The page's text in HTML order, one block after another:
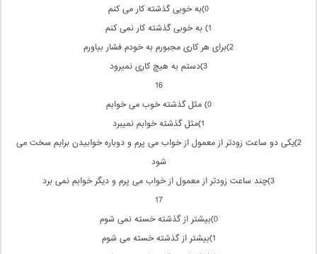
0)به خوبی گذشته كار می كنم
1) به خوبی گذشته كار نمی كنم
2)برای هر كاری مجبورم به خودم فشار بیاورم
3)دستم به هیچ كاری نمیرود
16
0) مثل گذشته خوب می خوابم
1)مثل گذشته خوابم نمیبرد
2)یكی دو ساعت زودتر از معمول از خواب می پرم و دوباره خوابیدن برایم سخت می
شود
3)چند ساعت زودتر از معمول از خواب می پرم و دیگر خوابم نمی برد
17
0)بیشتر از گذشته خسته نمی شوم
1)بیشتر از گذشته خسته می شوم